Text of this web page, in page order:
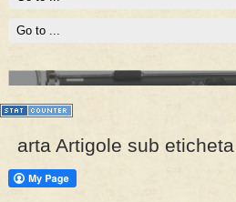
PRESA
Permise pentru vânătoarea de porci
Prima mea carte publicata (Nemira)
Averea Presedintelui: prima lucrare
conturi secrete ale Securitatii.
arta Artigole sub eticheta